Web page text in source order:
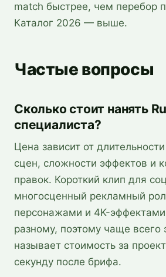
match быстрее, чем перебор
Каталог 2026 — выше.
Частые вопросы
Сколько стоит нанять
специалиста?
Цена зависит от
сцен, сложности эффектов и
правок. Короткий клип для
многосценный рекламный
персонажами и 4K-эффектами
разному, поэтому чаще всего
называет стоимость за
секунду после брифа.